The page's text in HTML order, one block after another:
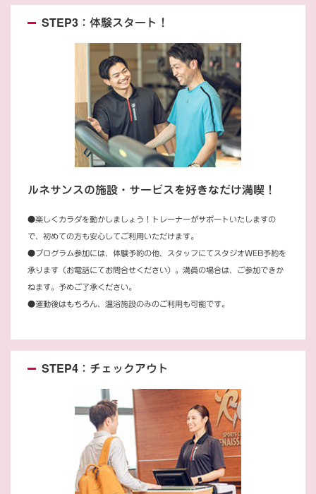
STEP3：体験スタート！
ルネサンスの施設・サービスを好きなだけ満喫！
●楽しくカラダを動かしましょう！トレーナーがサポートいたしますの
で、初めての方も安心してご利用いただけます。
●プログラム参加には、体験予約の他、スタッフにてスタジオWEB予約を
承ります（お電話にてお問合せください）。満員の場合は、ご参加できか
ねます。予めご了承ください。
●運動後はもちろん、温浴施設のみのご利用も可能です。
STEP4：チェックアウト